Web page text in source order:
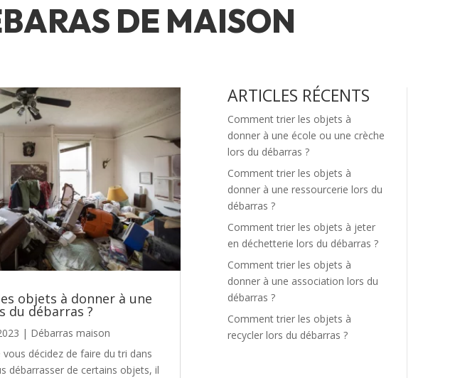
DE MAISON
objets à donner à une
du débarras ?
| Débarras maison
décidez de faire du tri dans
débarrasser de certains objets, il
ARTICLES RÉCENTS
Comment trier les objets à
donner à une école ou une crèche
lors du débarras ?
Comment trier les objets à
donner à une ressourcerie lors du
débarras ?
Comment trier les objets à jeter
en déchetterie lors du débarras ?
Comment trier les objets à
donner à une association lors du
débarras ?
Comment trier les objets à
recycler lors du débarras ?